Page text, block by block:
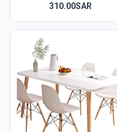
310.00SAR